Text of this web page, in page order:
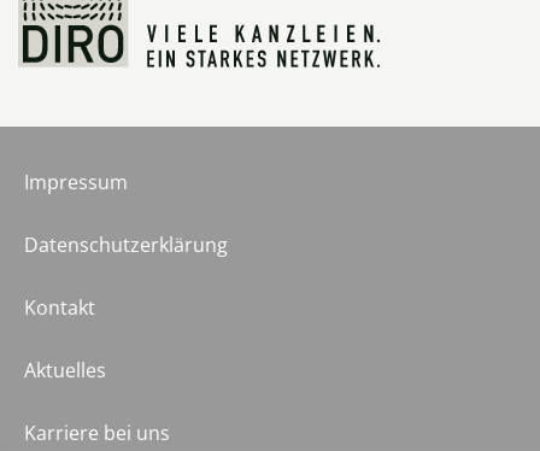
Impressum
Datenschutzerklärung
Kontakt
Aktuelles
Karriere bei uns